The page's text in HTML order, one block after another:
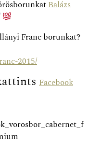
Balázs
Franc borunkat?
2015/
Facebook